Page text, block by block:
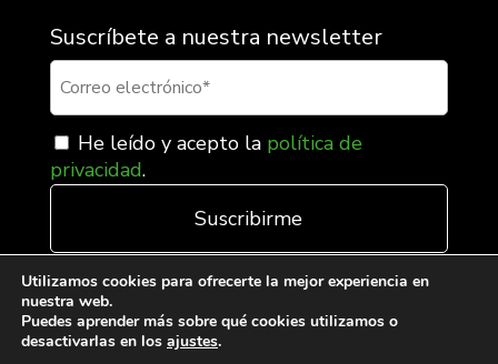
Suscríbete a nuestra newsletter
He leído y acepto la política de
privacidad.
Utilizamos cookies para ofrecerte la mejor experiencia en
nuestra web.
Puedes aprender más sobre qué cookies utilizamos o
desactivarlas en los ajustes.